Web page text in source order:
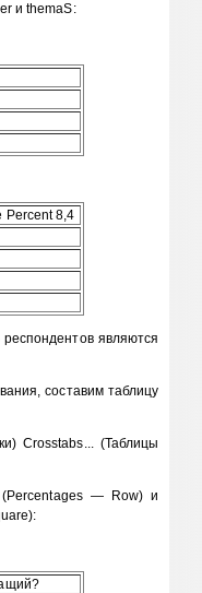
и themaS:
Percent 8,4
являются
составим таблицу
Crosstabs... (Таблицы
(Percentages — Row) и